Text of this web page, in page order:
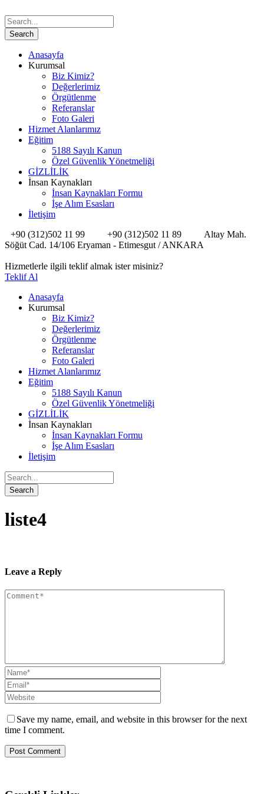
Anasayfa
Kurumsal
Biz Kimiz?
Değerlerimiz
Örgütlenme
Referanslar
Foto Galeri
Hizmet Alanlarımız
Eğitim
5188 Sayılı Kanun
Özel Güvenlik Yönetmeliği
GİZLİLİK
İnsan Kaynakları
İnsan Kaynakları Formu
İşe Alım Esasları
İletişim
+90 (312)502 11 99
+90 (312)502 11 89
Altay Mah.
Söğüt Cad. 14/106 Eryaman - Etimesgut / ANKARA
Hizmetlerle ilgili teklif almak ister misiniz?
Teklif Al
Anasayfa
Kurumsal
Biz Kimiz?
Değerlerimiz
Örgütlenme
Referanslar
Foto Galeri
Hizmet Alanlarımız
Eğitim
5188 Sayılı Kanun
Özel Güvenlik Yönetmeliği
GİZLİLİK
İnsan Kaynakları
İnsan Kaynakları Formu
İşe Alım Esasları
İletişim
liste4
Leave a Reply
Save my name, email, and website in this browser for the next
time I comment.